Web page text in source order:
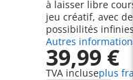
à laisser libre
jeu créatif, avec
possibilités infinies.
Autres
39,99 €
TVA incluseplus